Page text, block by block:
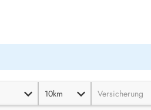
10km Versicherung